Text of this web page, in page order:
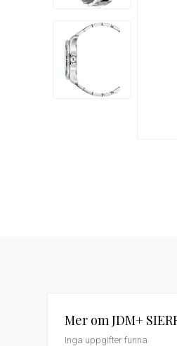
Damklockor
Mer om JDM+
Inga uppgifter funna